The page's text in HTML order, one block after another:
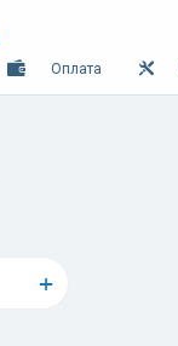
Оплата
+